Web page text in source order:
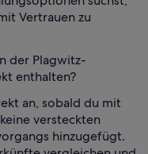
Vertrauen zu
der Plagwitz-
enthalten?
an, sobald du mit
versteckten
hinzugefügt.